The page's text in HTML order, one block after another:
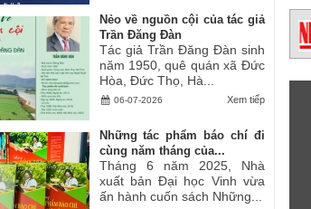
Nẻo về nguồn cội của tác giả
Trần Đăng Đàn
Tác giả Trần Đăng Đàn sinh
năm 1950, quê quán xã Đức
Hòa, Đức Thọ, Hà...
Xem tiếp
06-07-2026
Những tác phẩm báo chí đi
cùng năm tháng của...
Tháng 6 năm 2025, Nhà
xuất bản Đại học Vinh vừa
ấn hành cuốn sách Những...